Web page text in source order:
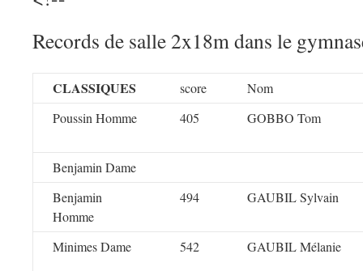
Records de salle 2x18m dans le
CLASSIQUES score
Nom
Poussin Homme
405 GOBBO Tom
Benjamin Dame
Benjamin
Homme
494 GAUBIL Sylvain
Minimes Dame 542 GAUBIL Mélanie